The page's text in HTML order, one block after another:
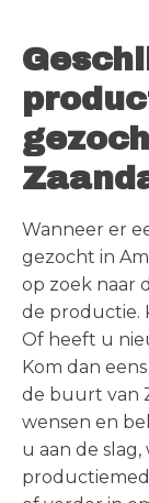
Wanneer er
gezocht in
op zoek naar
de productie.
Of heeft u
Kom dan
de buurt van
wensen en
u aan de